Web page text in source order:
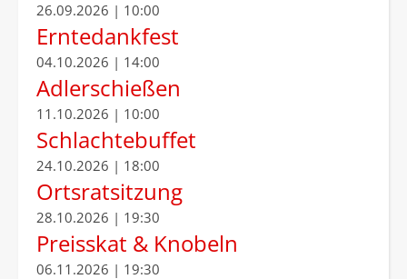
26.09.2026 | 10:00
Erntedankfest
04.10.2026 | 14:00
Adlerschießen
11.10.2026 | 10:00
Schlachtebuffet
24.10.2026 | 18:00
Ortsratsitzung
28.10.2026 | 19:30
Preisskat & Knobeln
06.11.2026 | 19:30